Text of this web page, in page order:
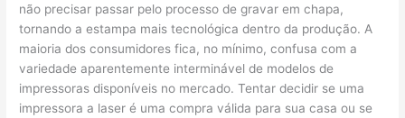
não precisar passar pelo processo de gravar em chapa,
tornando a estampa mais tecnológica dentro da produção. A
maioria dos consumidores fica, no mínimo, confusa com a
variedade aparentemente interminável de modelos de
impressoras disponíveis no mercado. Tentar decidir se uma
impressora a laser é uma compra válida para sua casa ou se